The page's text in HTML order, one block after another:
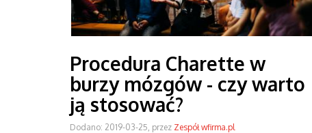
Procedura Charette w
burzy mózgów - czy warto
ją stosować?
Dodano: 2019-03-25, przez Zespół wfirma.pl